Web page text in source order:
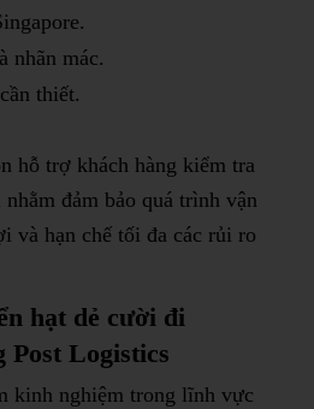
nhãn mác.
thiết.
hỗ trợ khách hàng kiểm tra
đảm bảo quá trình vận
và hạn chế tối đa các rủi ro
hạt dẻ cười đi
Post Logistics
kinh nghiệm trong lĩnh vực